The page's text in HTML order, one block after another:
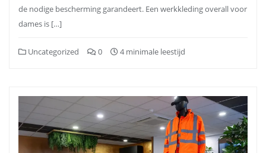
de nodige bescherming garandeert. Een werkkleding overall voor
dames is […]
Uncategorized 0 4 minimale leestijd